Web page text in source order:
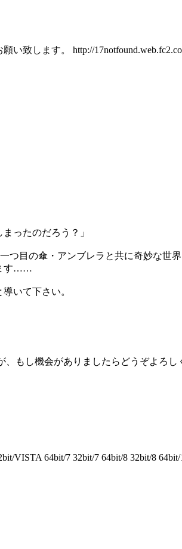
致します。 http://
ったのだろう？」
つ目の傘・アンブレラと共に奇妙な
す……
いて下さい。
、もし機会がありましたらどうぞよろ
VISTA 64bit/7 32bit/7 64bit/8 32bit/8